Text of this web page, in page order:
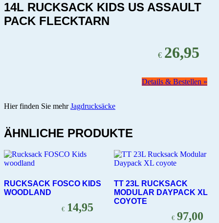
14L RUCKSACK KIDS US ASSAULT
PACK FLECKTARN
€ 26,95
Details & Bestellen »
Hier finden Sie mehrJagdrucksäcke
ÄHNLICHE PRODUKTE
RUCKSACK FOSCO KIDS
WOODLAND
€ 14,95
TT 23L RUCKSACK
MODULAR DAYPACK XL
COYOTE
€ 97,00